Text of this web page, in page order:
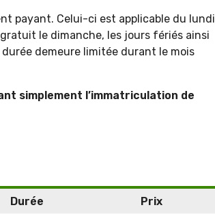
payant. Celui-ci est applicable du lundi
le dimanche, les jours fériés ainsi
demeure limitée durant le mois
simplement l’immatriculation de
Durée Prix